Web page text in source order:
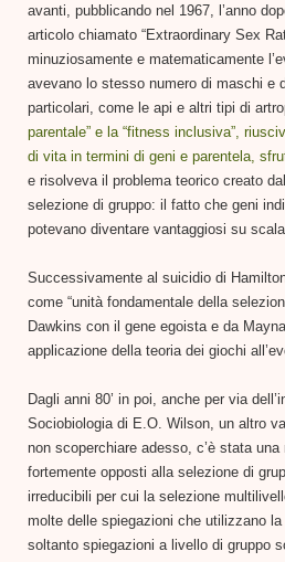
avanti, pubblicando nel 1967, l’anno
articolo chiamato “Extraordinary Sex
minuziosamente e matematicamente
avevano lo stesso numero di maschi e
particolari, come le api e altri tipi di
parentale” e la “fitness inclusiva”,
di vita in termini di geni e parentela,
e risolveva il problema teorico creato
selezione di gruppo: il fatto che geni
potevano diventare vantaggiosi su scala
Successivamente al suicidio di
come “unità fondamentale della
Dawkins con il gene egoista e da
applicazione della teoria dei giochi
Dagli anni 80’ in poi, anche per via
Sociobiologia di E.O. Wilson, un altro
non scoperchiare adesso, c’è stata
fortemente opposti alla selezione di
irreducibili per cui la selezione
molte delle spiegazioni che utilizzano
soltanto spiegazioni a livello di gruppo